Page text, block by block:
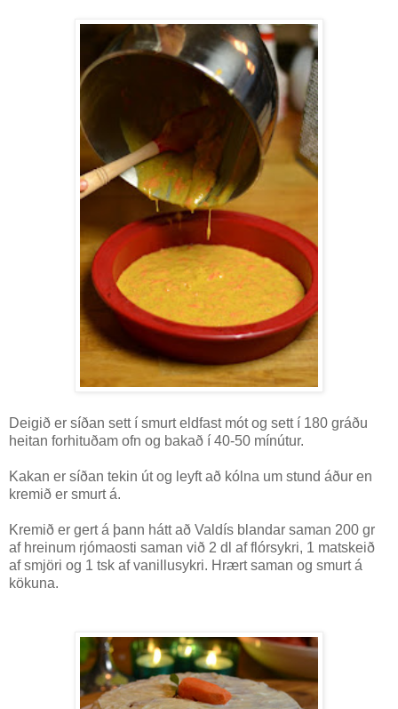
Deigið er síðan sett í smurt eldfast mót og sett í 180 gráðu
heitan forhituðam ofn og bakað í 40-50 mínútur.
Kakan er síðan tekin út og leyft að kólna um stund áður en
kremið er smurt á.
Kremið er gert á þann hátt að Valdís blandar saman 200 gr
af hreinum rjómaosti saman við 2 dl af flórsykri, 1 matskeið
af smjöri og 1 tsk af vanillusykri. Hrært saman og smurt á
kökuna.